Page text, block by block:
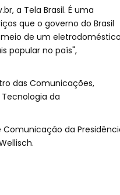
a Tela Brasil. É uma
que o governo do Brasil
de um eletrodoméstico
popular no país",
das Comunicações,
da
Comunicação da